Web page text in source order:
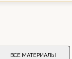
ВСЕ МАТЕРИАЛЫ